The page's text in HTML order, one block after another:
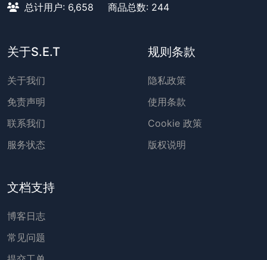
总计用户: 6,658 商品总数: 244
关于S.E.T
关于我们
免责声明
联系我们
服务状态
规则条款
隐私政策
使用条款
Cookie 政策
版权说明
文档支持
博客日志
常见问题